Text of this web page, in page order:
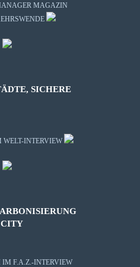
MAGAZIN
SICHERE
INTERVIEW
CITY
F.A.Z.-INTERVIEW